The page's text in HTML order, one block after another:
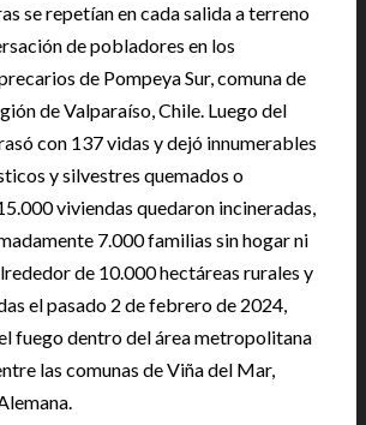
se repetían en cada salida a terreno
de pobladores en los
de Pompeya Sur, comuna de
de Valparaíso, Chile. Luego del
con 137 vidas y dejó innumerables
y silvestres quemados o
viviendas quedaron incineradas,
7.000 familias sin hogar ni
de 10.000 hectáreas rurales y
el pasado 2 de febrero de 2024,
fuego dentro del área metropolitana
las comunas de Viña del Mar,